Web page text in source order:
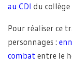
au CDI du collège
Pour réaliser ce
personnages :
combat entre le